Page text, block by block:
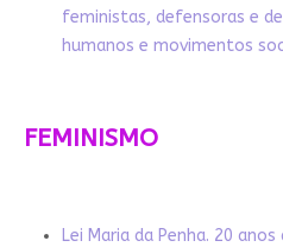
feministas, defensoras e
humanos e movimentos
FEMINISMO
Lei Maria da Penha. 20